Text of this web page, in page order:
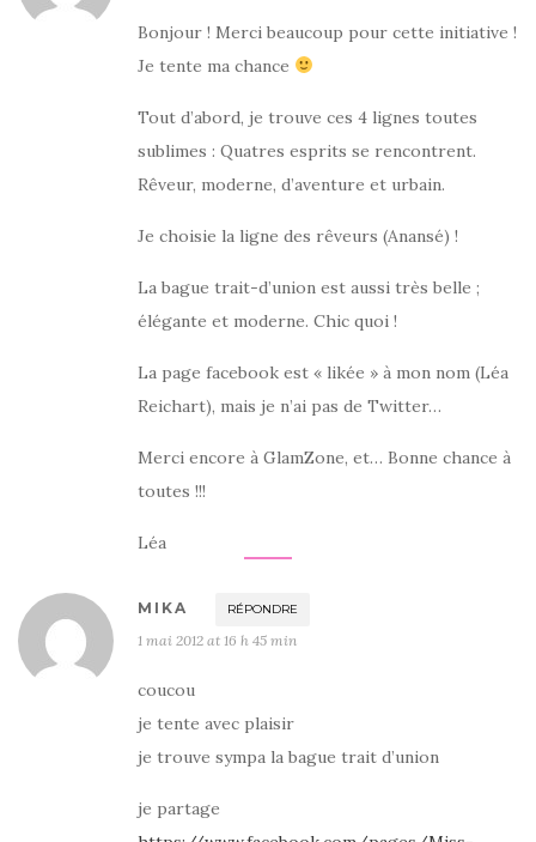
Bonjour ! Merci beaucoup pour cette initiative !
Je tente ma chance
Tout d’abord, je trouve ces 4 lignes toutes
sublimes : Quatres esprits se rencontrent.
Rêveur, moderne, d’aventure et urbain.
Je choisie la ligne des rêveurs (Anansé) !
La bague trait-d’union est aussi très belle ;
élégante et moderne. Chic quoi !
La page facebook est « likée » à mon nom (Léa
Reichart), mais je n’ai pas de Twitter…
Merci encore à GlamZone, et… Bonne chance à
toutes !!!
Léa
MIKA RÉPONDRE
1 mai 2012 at 16 h 45 min
coucou
je tente avec plaisir
je trouve sympa la bague trait d’union
je partage